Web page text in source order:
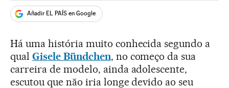
Añadir EL PAÍS en Google
Há uma história muito conhecida segundo a
qual Gisele Bündchen, no começo da sua
carreira de modelo, ainda adolescente,
escutou que não iria longe devido ao seu